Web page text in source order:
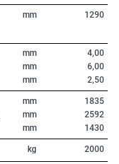
mm 1290
mm
mm
mm
4,00
6,00
2,50
mm
mm
mm
1835
2592
1430
kg 2000